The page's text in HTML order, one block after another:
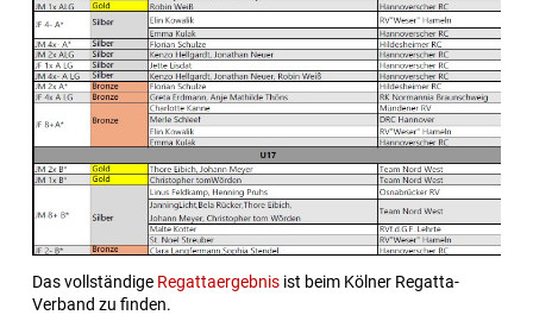
Das vollständige Regattaergebnisist beim Kölner Regatta-
Verband zu finden.